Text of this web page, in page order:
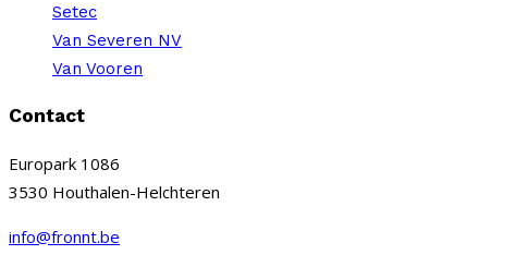
Setec
Van Severen NV
Van Vooren
Contact
Europark 1086
3530 Houthalen-Helchteren
info@fronnt.be